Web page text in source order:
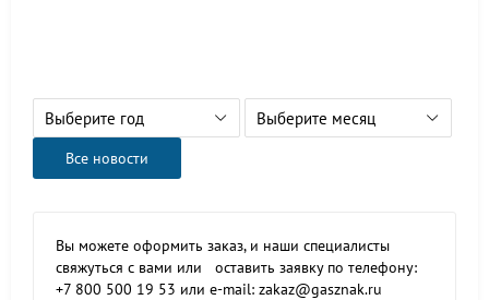
Выберите год Выберите месяц
Все новости
Вы можете оформить заказ, и наши специалисты
свяжуться с вами или оставить заявку по телефону:
+7 800 500 19 53 или e-mail: zakaz@gasznak.ru